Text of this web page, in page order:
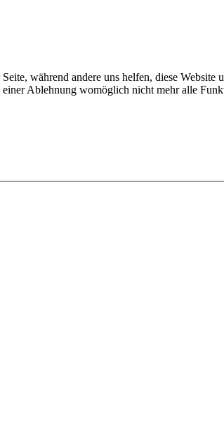
während andere uns helfen, diese
Ablehnung womöglich nicht mehr alle